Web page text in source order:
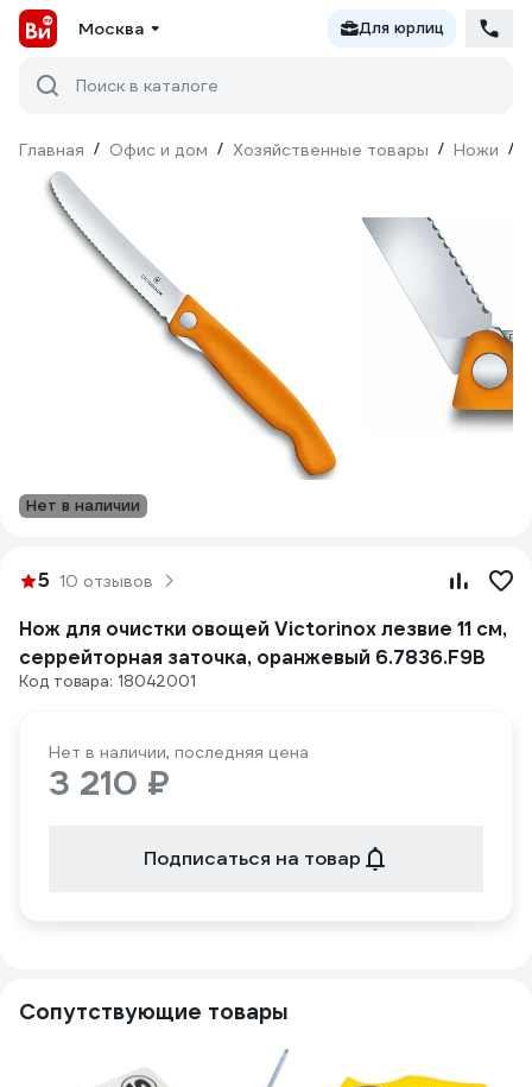
Москва Для юрлиц
Поиск в каталоге
Главная / Офис и дом / Хозяйственные товары / Ножи /
Нет в наличии
5 10 отзывов
Нож для очистки овощей Victorinox лезвие 11 см,
серрейторная заточка, оранжевый 6.7836.F9B
Код товара: 18042001
Нет в наличии, последняя цена
3 210 ₽
Подписаться на товар
Сопутствующие товары